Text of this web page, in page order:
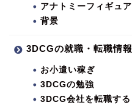
アナトミーフィギュア
背景
3DCGの就職・転職情報
お小遣い稼ぎ
3DCGの勉強
3DCG会社を転職する